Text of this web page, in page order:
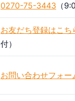
0270-75-3443 （
お友だち登録はこち
付）
お問い合わせフォー